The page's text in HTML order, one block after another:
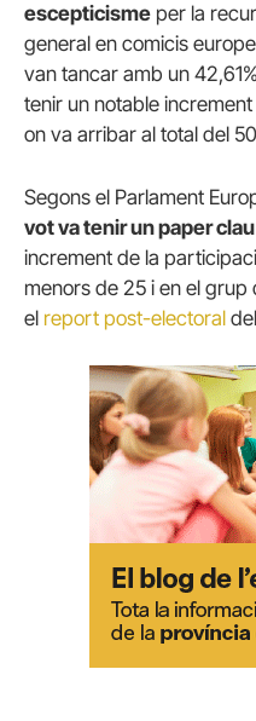
escepticisme per la
general en comicis
van tancar amb un
tenir un notable
on va arribar al total del
Segons el Parlament
vot va tenir un paper
increment de la
menors de 25 i en el grup
el report post-electoral